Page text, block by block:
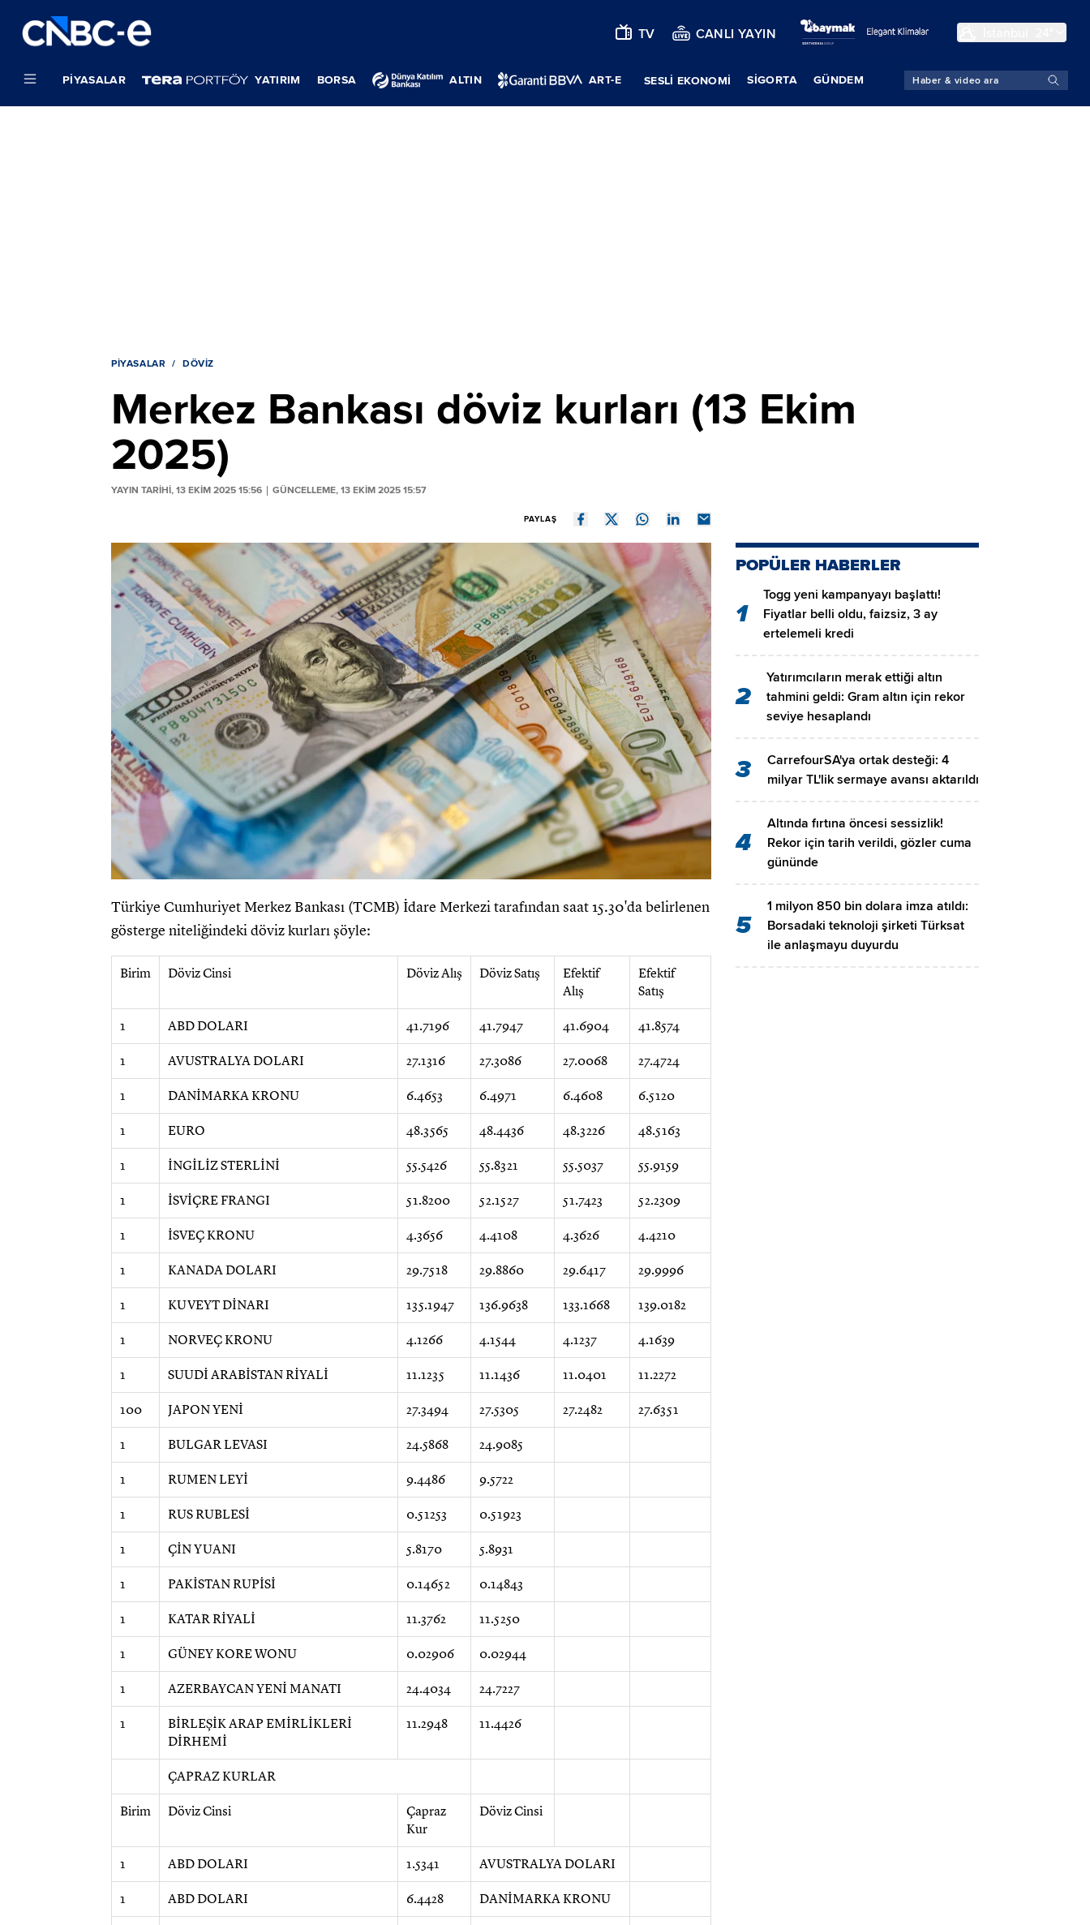
TV CANLI YAYIN
PIYASALAR YATIRIM BORSA ALTIN ART-E SESLİ EKONOMİ SIGORTA GÜNDEM
PIYASALAR DÖVIZ
Merkez Bankası döviz kurları (13 Ekim
2025)
YAYIN TARİHİ, 13 EKIM 2025 15:56 GÜNCELLEME, 13 EKIM 2025 15:57
PAYLAŞ
Türkiye Cumhuriyet Merkez Bankası (TCMB) İdare Merkezi tarafından saat 15.30'da belirlenen
gösterge niteliğindeki döviz kurları şöyle:
Birim Döviz Cinsi Döviz Alış Döviz Satış
Efektif
Alış
Efektif
Satış
1 ABD DOLARI 41.7196 41.7947 41.6904 41.8574
1 AVUSTRALYA DOLARI 27.1316 27.3086 27.0068 27.4724
1 DANİMARKA KRONU 6.4653 6.4971 6.4608 6.5120
1 EURO 48.3565 48.4436 48.3226 48.5163
1 İNGİLİZ STERLİNİ 55.5426 55.8321 55.5037 55.9159
1 İSVİÇRE FRANGI 51.8200 52.1527 51.7423 52.2309
1 İSVEÇ KRONU 4.3656 4.4108 4.3626 4.4210
1 KANADA DOLARI 29.7518 29.8860 29.6417 29.9996
1 KUVEYT DİNARI 135.1947 136.9638 133.1668 139.0182
1 NORVEÇ KRONU 4.1266 4.1544 4.1237 4.1639
1 SUUDİ ARABİSTAN RİYALİ 11.1235 11.1436 11.0401 11.2272
100 JAPON YENİ 27.3494 27.5305 27.2482 27.6351
1 BULGAR LEVASI 24.5868 24.9085
1 RUMEN LEYİ 9.4486 9.5722
1 RUS RUBLESİ 0.51253 0.51923
1 ÇİN YUANI 5.8170 5.8931
1 PAKİSTAN RUPİSİ 0.14652 0.14843
1 KATAR RİYALİ 11.3762 11.5250
1 GÜNEY KORE WONU 0.02906 0.02944
1 AZERBAYCAN YENİ MANATI 24.4034 24.7227
1
BİRLEŞİK ARAP EMİRLİKLERİ
DİRHEMİ
11.2948 11.4426
ÇAPRAZ KURLAR
Birim Döviz Cinsi
Çapraz
Kur
Döviz Cinsi
1 ABD DOLARI 1.5341 AVUSTRALYA DOLARI
1 ABD DOLARI 6.4428 DANİMARKA KRONU
POPÜLER HABERLER
1
Togg yeni kampanyayı başlattı!
Fiyatlar belli oldu, faizsiz, 3 ay
ertelemeli kredi
2
Yatırımcıların merak ettiği altın
tahmini geldi: Gram altın için rekor
seviye hesaplandı
3
CarrefourSA'ya ortak desteği: 4
milyar TL'lik sermaye avansı aktarıldı
4
Altında fırtına öncesi sessizlik!
Rekor için tarih verildi, gözler cuma
gününde
5
1 milyon 850 bin dolara imza atıldı:
Borsadaki teknoloji şirketi Türksat
ile anlaşmayu duyurdu